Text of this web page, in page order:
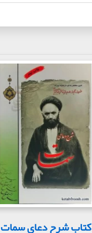
کتاب شرح دعای سمات